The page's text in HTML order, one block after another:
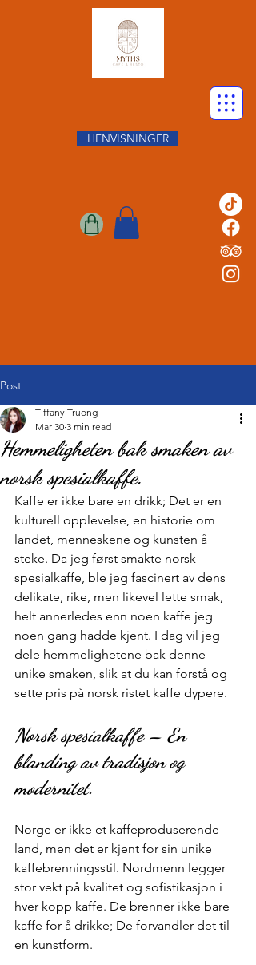
HENVISNINGER
Post
Hemmeligheten bak smaken av
norsk spesialkaffe.
Tiffany Truong
Mar 30 3 min read
Kaffe er ikke bare en drikk; Det er en
kulturell opplevelse, en historie om
landet, menneskene og kunsten å
steke. Da jeg først smakte norsk
spesialkaffe, ble jeg fascinert av dens
delikate, rike, men likevel lette smak,
helt annerledes enn noen kaffe jeg
noen gang hadde kjent. I dag vil jeg
dele hemmelighetene bak denne
unike smaken, slik at du kan forstå og
sette pris på norsk ristet kaffe dypere.
Norsk spesialkaffe – En
blanding av tradisjon og
modernitet.
Norge er ikke et kaffeproduserende
land, men det er kjent for sin unike
kaffebrenningsstil. Nordmenn legger
stor vekt på kvalitet og sofistikasjon i
hver kopp kaffe. De brenner ikke bare
kaffe for å drikke; De forvandler det til
en kunstform.